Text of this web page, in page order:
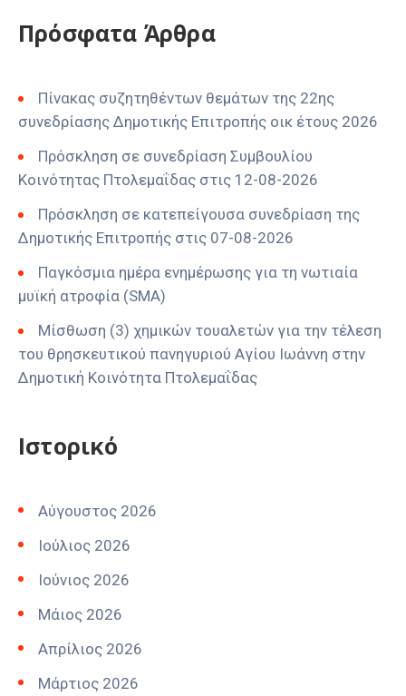
Πρόσφατα Άρθρα
Πίνακας συζητηθέντων θεμάτων της 22ης
συνεδρίασης Δημοτικής Επιτροπής οικ έτους 2026
Πρόσκληση σε συνεδρίαση Συμβουλίου
Κοινότητας Πτολεμαΐδας στις 12-08-2026
Πρόσκληση σε κατεπείγουσα συνεδρίαση της
Δημοτικής Επιτροπής στις 07-08-2026
Παγκόσμια ημέρα ενημέρωσης για τη νωτιαία
μυϊκή ατροφία (SMA)
Μίσθωση (3) χημικών τουαλετών για την τέλεση
του θρησκευτικού πανηγυριού Αγίου Ιωάννη στην
Δημοτική Κοινότητα Πτολεμαΐδας
Ιστορικό
Αύγουστος 2026
Ιούλιος 2026
Ιούνιος 2026
Μάιος 2026
Απρίλιος 2026
Μάρτιος 2026